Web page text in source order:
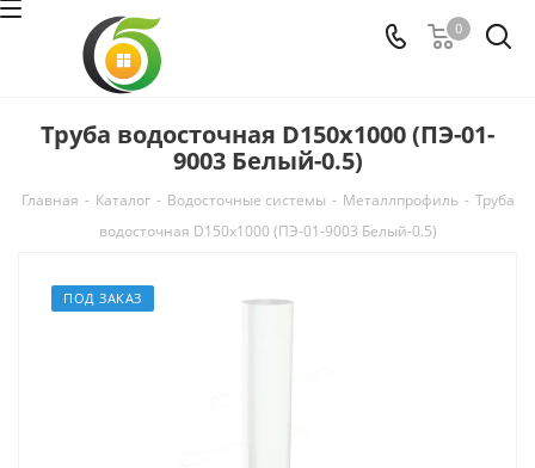
0
Труба водосточная D150х1000 (ПЭ-01-
9003 Белый-0.5)
Главная - Каталог - Водосточные системы - Металлпрофиль - Труба
водосточная D150х1000 (ПЭ-01-9003 Белый-0.5)
ПОД ЗАКАЗ